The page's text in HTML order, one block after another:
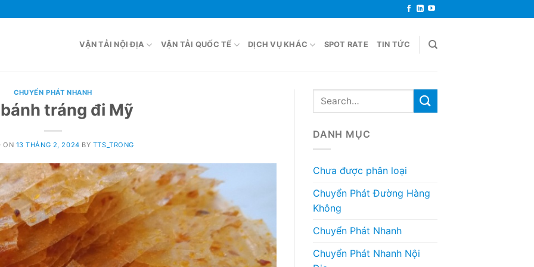
VẬN TẢI NỘI ĐỊA VẬN TẢI QUỐC TẾ DỊCH VỤ KHÁC SPOT RATE TIN TỨC
CHUYỂN PHÁT NHANH
tráng đi Mỹ
ON 13 THÁNG 2, 2024 BY TTS_TRONG
DANH MỤC
Chưa được phân loại
Chuyển Phát Đường Hàng
Không
Chuyển Phát Nhanh
Chuyển Phát Nhanh Nội